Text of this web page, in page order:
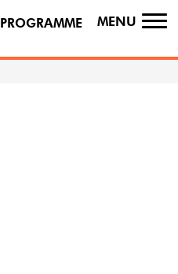
PROGRAMME MENU